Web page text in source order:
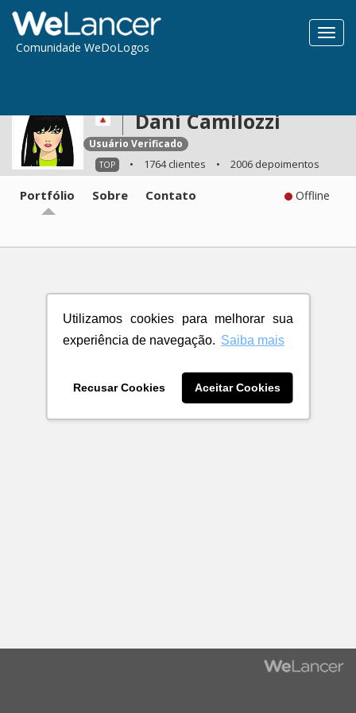
Utilizamos cookies para melhorar sua
experiência de navegação. Saiba mais
Recusar Cookies Aceitar Cookies
Comunidade WeDoLogos
Dani Camilozzi
Usuário Verificado
TOP • 1764 clientes • 2006 depoimentos
Portfólio Sobre Contato Offline